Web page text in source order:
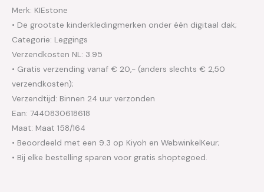
Merk: KIEstone
• De grootste kinderkledingmerken onder één digitaal dak;
Categorie: Leggings
Verzendkosten NL: 3.95
• Gratis verzending vanaf € 20,- (anders slechts € 2,50
verzendkosten);
Verzendtijd: Binnen 24 uur verzonden
Ean: 7440830618618
Maat: Maat 158/164
• Beoordeeld met een 9.3 op Kiyoh en WebwinkelKeur;
• Bij elke bestelling sparen voor gratis shoptegoed.